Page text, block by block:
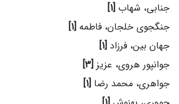
جنابی، شهاب [1]
جنگجوی خلجان، فاطمه [1]
جهان بین، فرزاد [1]
جوانپور هروی، عزیز [3]
جواهری، محمد رضا [1]